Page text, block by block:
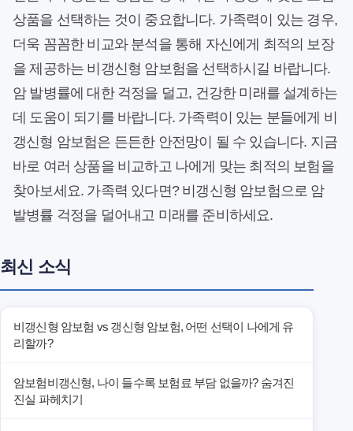
상품을 선택하는 것이 중요합니다. 가족력이 있는 경우,
더욱 꼼꼼한 비교와 분석을 통해 자신에게 최적의 보장
을 제공하는 비갱신형 암보험을 선택하시길 바랍니다.
암 발병률에 대한 걱정을 덜고, 건강한 미래를 설계하는
데 도움이 되기를 바랍니다. 가족력이 있는 분들에게 비
갱신형 암보험은 든든한 안전망이 될 수 있습니다. 지금
바로 여러 상품을 비교하고 나에게 맞는 최적의 보험을
찾아보세요. 가족력 있다면? 비갱신형 암보험으로 암
발병률 걱정을 덜어내고 미래를 준비하세요.
최신 소식
비갱신형 암보험 vs 갱신형 암보험, 어떤 선택이 나에게 유
리할까?
암보험비갱신형, 나이 들수록 보험료 부담 없을까? 숨겨진
진실 파헤치기